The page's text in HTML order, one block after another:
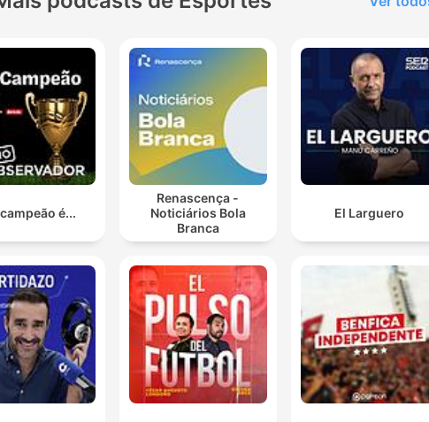
KochSounddesign: Ekki
hausPodcasts bei 11FREUNDE:
Louis Richter Executive
Producer RTL+ : Christian
Schalt
é...
Renascença -
Noticiários Bola
Branca
El Larguero